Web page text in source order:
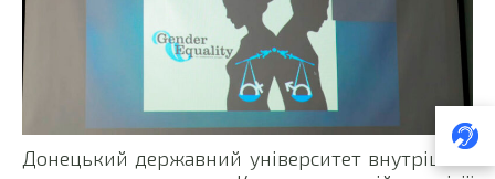
Донецький державний університет внутрішніх